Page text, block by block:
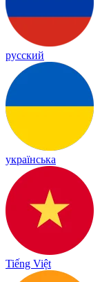
русский
українська
Tiếng Việt